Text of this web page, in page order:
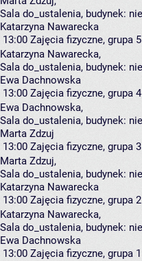
Sala do_ustalenia, budynek:
Katarzyna Nawarecka
13:00 Zajęcia fizyczne, grupa 5
Katarzyna Nawarecka,
Sala do_ustalenia, budynek:
Ewa Dachnowska
13:00 Zajęcia fizyczne, grupa 4
Ewa Dachnowska,
Sala do_ustalenia, budynek:
Marta Zdzuj
13:00 Zajęcia fizyczne, grupa 3
Marta Zdzuj,
Sala do_ustalenia, budynek:
Katarzyna Nawarecka
13:00 Zajęcia fizyczne, grupa 2
Katarzyna Nawarecka,
Sala do_ustalenia, budynek:
Ewa Dachnowska
13:00 Zajęcia fizyczne, grupa 1